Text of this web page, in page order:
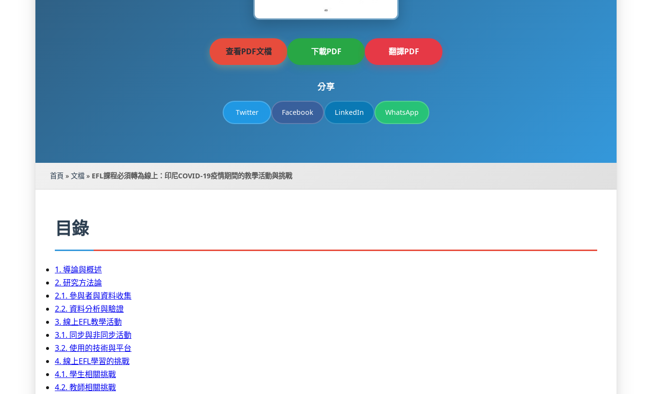
查看PDF文檔 下載PDF 翻譯PDF
分享
Twitter Facebook LinkedIn WhatsApp
首頁 » 文檔 » EFL課程必須轉為線上：印尼COVID-19疫情期間的教學活動與挑戰
目錄
1. 導論與概述
2. 研究方法論
2.1. 參與者與資料收集
2.2. 資料分析與驗證
3. 線上EFL教學活動
3.1. 同步與非同步活動
3.2. 使用的技術與平台
4. 線上EFL學習的挑戰
4.1. 學生相關挑戰
4.2. 教師相關挑戰